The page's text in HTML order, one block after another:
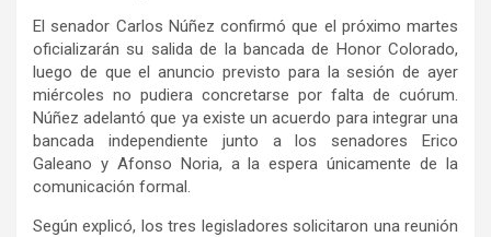
El senador Carlos Núñez confirmó que el próximo martes
oficializarán su salida de la bancada de Honor Colorado,
luego de que el anuncio previsto para la sesión de ayer
miércoles no pudiera concretarse por falta de cuórum.
Núñez adelantó que ya existe un acuerdo para integrar una
bancada independiente junto a los senadores Erico
Galeano y Afonso Noria, a la espera únicamente de la
comunicación formal.
Según explicó, los tres legisladores solicitaron una reunión